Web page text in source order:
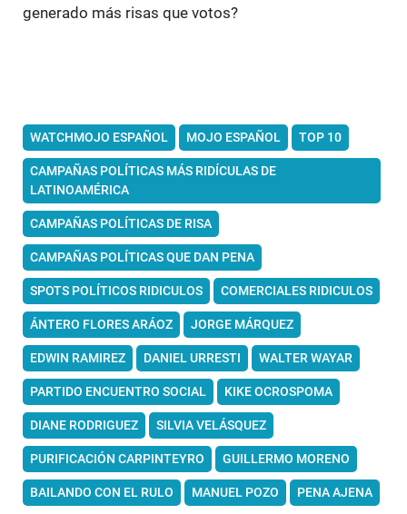
generado más risas que votos?
WATCHMOJO ESPAÑOL MOJO ESPAÑOL TOP 10
CAMPAÑAS POLÍTICAS MÁS RIDÍCULAS DE
LATINOAMÉRICA
CAMPAÑAS POLÍTICAS DE RISA
CAMPAÑAS POLÍTICAS QUE DAN PENA
SPOTS POLÍTICOS RIDICULOS COMERCIALES RIDICULOS
ÁNTERO FLORES ARÁOZ JORGE MÁRQUEZ
EDWIN RAMIREZ DANIEL URRESTI WALTER WAYAR
PARTIDO ENCUENTRO SOCIAL KIKE OCROSPOMA
DIANE RODRIGUEZ SILVIA VELÁSQUEZ
PURIFICACIÓN CARPINTEYRO GUILLERMO MORENO
BAILANDO CON EL RULO MANUEL POZO PENA AJENA